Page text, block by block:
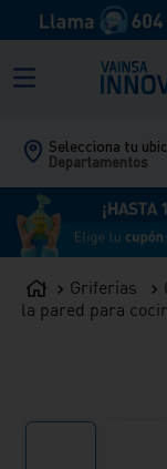
Selecciona tu
Departamentos
Griferías
la pared para